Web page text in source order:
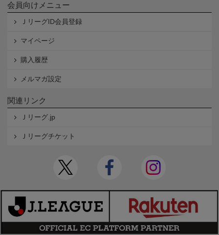
会員向けメニュー
ＪリーグID会員登録
マイページ
購入履歴
メルマガ設定
関連リンク
Ｊリーグ.jp
Ｊリーグチケット